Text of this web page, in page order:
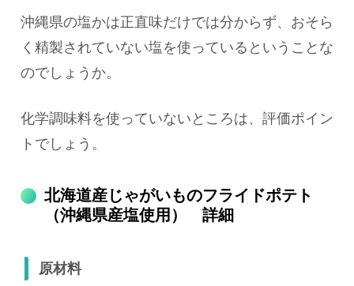
沖縄県の塩かは正直味だけでは分からず、おそら
く精製されていない塩を使っているということな
のでしょうか。
化学調味料を使っていないところは、評価ポイン
トでしょう。
北海道産じゃがいものフライドポテト
（沖縄県産塩使用） 詳細
原材料